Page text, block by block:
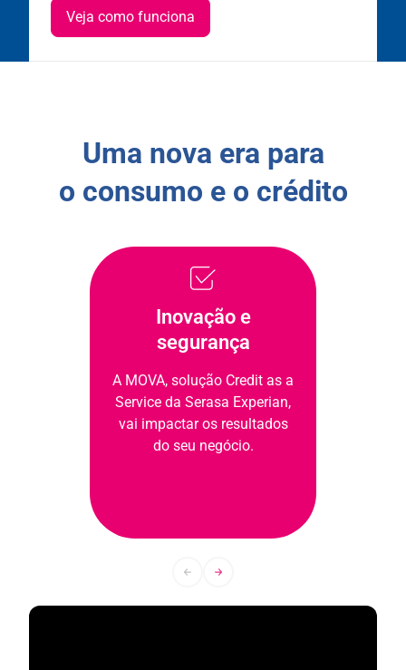
Veja como funciona
Uma nova era para
o consumo e o crédito
Inovação e
segurança
A MOVA, solução Credit as a
Service da Serasa Experian,
vai impactar os resultados
do seu negócio.